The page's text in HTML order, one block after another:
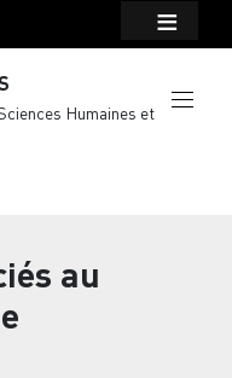
Humaines et
au